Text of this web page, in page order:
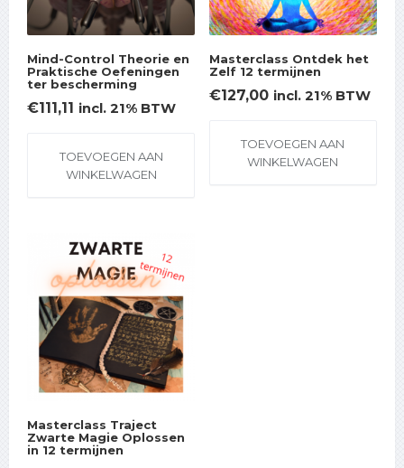
Mind-Control Theorie en
Praktische Oefeningen
ter bescherming
€111,11 incl. 21% BTW
TOEVOEGEN AAN
WINKELWAGEN
Masterclass Ontdek het
Zelf 12 termijnen
€127,00 incl. 21% BTW
TOEVOEGEN AAN
WINKELWAGEN
Masterclass Traject
Zwarte Magie Oplossen
in 12 termijnen